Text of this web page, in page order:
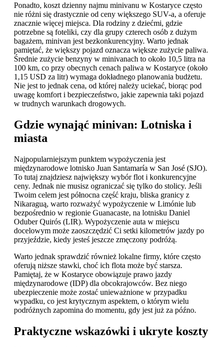
Ponadto, koszt dzienny najmu minivanu w Kostaryce często
nie różni się drastycznie od ceny większego SUV-a, a oferuje
znacznie więcej miejsca. Dla rodziny z dziećmi, gdzie
potrzebne są foteliki, czy dla grupy czterech osób z dużym
bagażem, minivan jest bezkonkurencyjny. Warto jednak
pamiętać, że większy pojazd oznacza większe zużycie paliwa.
Średnie zużycie benzyny w minivanach to około 10,5 litra na
100 km, co przy obecnych cenach paliwa w Kostaryce (około
1,15 USD za litr) wymaga dokładnego planowania budżetu.
Nie jest to jednak cena, od której należy uciekać, biorąc pod
uwagę komfort i bezpieczeństwo, jakie zapewnia taki pojazd
w trudnych warunkach drogowych.
Gdzie wynająć minivan: Lotniska i
miasta
Najpopularniejszym punktem wypożyczenia jest
międzynarodowe lotnisko Juan Santamaría w San José (SJO).
To tutaj znajdziesz największy wybór flot i konkurencyjne
ceny. Jednak nie musisz ograniczać się tylko do stolicy. Jeśli
Twoim celem jest północna część kraju, bliska granicy z
Nikaraguą, warto rozważyć wypożyczenie w Limónie lub
bezpośrednio w regionie Guanacaste, na lotnisku Daniel
Oduber Quirós (LIR). Wypożyczenie auta w miejscu
docelowym może zaoszczędzić Ci setki kilometrów jazdy po
przyjeździe, kiedy jesteś jeszcze zmęczony podróżą.
Warto jednak sprawdzić również lokalne firmy, które często
oferują niższe stawki, choć ich flota może być starsza.
Pamiętaj, że w Kostaryce obowiązuje prawo jazdy
międzynarodowe (IDP) dla obcokrajowców. Bez niego
ubezpieczenie może zostać unieważnione w przypadku
wypadku, co jest krytycznym aspektem, o którym wielu
podróżnych zapomina do momentu, gdy jest już za późno.
Praktyczne wskazówki i ukryte koszty